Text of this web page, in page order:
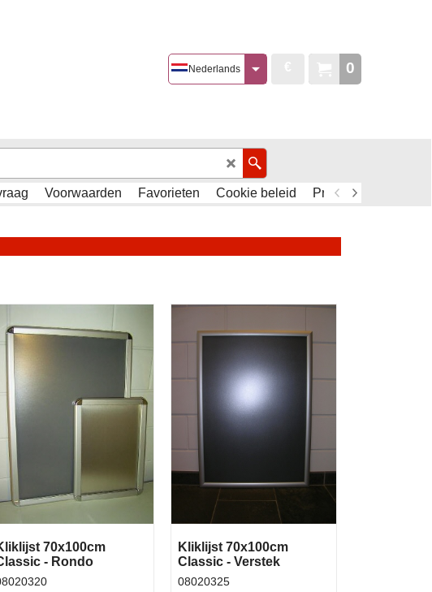
0
Nederlands
Voorwaarden Favorieten Cookie beleid Privacy Policy - AVG
70x100cm
- Rondo
Kliklijst 70x100cm
Classic - Verstek
08020325